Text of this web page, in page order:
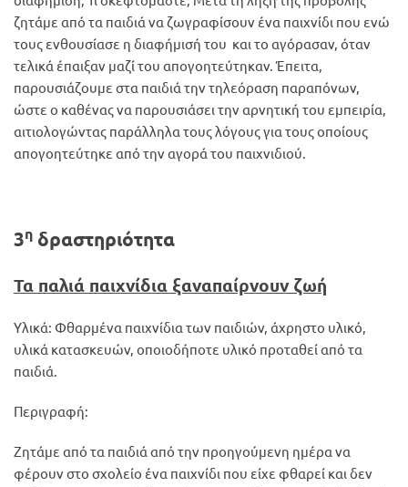
ζητάμε από τα παιδιά να ζωγραφίσουν ένα παιχνίδι που ενώ
τους ενθουσίασε η διαφήμισή του και το αγόρασαν, όταν
τελικά έπαιξαν μαζί του απογοητεύτηκαν. Έπειτα,
παρουσιάζουμε στα παιδιά την τηλεόραση παραπόνων,
ώστε ο καθένας να παρουσιάσει την αρνητική του εμπειρία,
αιτιολογώντας παράλληλα τους λόγους για τους οποίους
απογοητεύτηκε από την αγορά του παιχνιδιού.
3η δραστηριότητα
Τα παλιά παιχνίδια ξαναπαίρνουν ζωή
Υλικά: Φθαρμένα παιχνίδια των παιδιών, άχρηστο υλικό,
υλικά κατασκευών, οποιοδήποτε υλικό προταθεί από τα
παιδιά.
Περιγραφή:
Ζητάμε από τα παιδιά από την προηγούμενη ημέρα να
φέρουν στο σχολείο ένα παιχνίδι που είχε φθαρεί και δεν